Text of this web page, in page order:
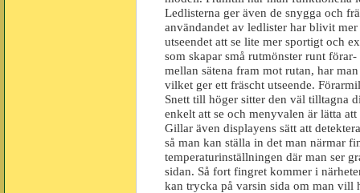
Ledlisterna ger även de snygga och
användandet av ledlister har blivit
utseendet att se lite mer sportigt och
som skapar små rutmönster runt
mellan sätena fram mot rutan, har
vilket ger ett fräscht utseende.
Snett till höger sitter den väl tilltagna
enkelt att se och menyvalen är lätta
Gillar även displayens sätt att
så man kan ställa in det man närmar
temperaturinställningen där man ser
sidan. Så fort fingret kommer i
kan trycka på varsin sida om man vill